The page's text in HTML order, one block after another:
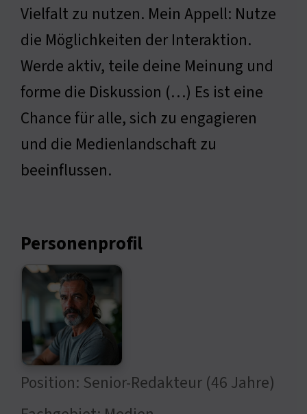
Vielfalt zu nutzen. Mein Appell: Nutze
die Möglichkeiten der Interaktion.
Werde aktiv, teile deine Meinung und
forme die Diskussion (…) Es ist eine
Chance für alle, sich zu engagieren
und die Medienlandschaft zu
beeinflussen.
Personenprofil
Position: Senior-Redakteur (46 Jahre)